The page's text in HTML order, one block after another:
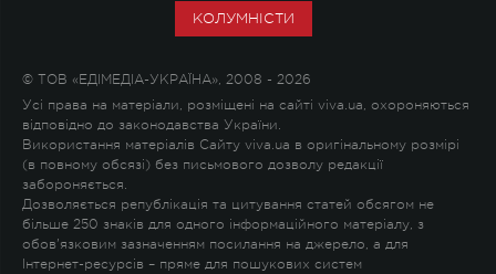
КОЛУМНІСТИ
© ТОВ «ЕДІМЕДІА-УКРАЇНА», 2008 - 2026
Усі права на матеріали, розміщені на сайті viva.ua, охороняються
відповідно до законодавства України.
Використання матеріалів Сайту viva.ua в оригінальному розмірі
(в повному обсязі) без письмового дозволу редакції
забороняється.
Дозволяється републікація та цитування статей обсягом не
більше 250 знаків для одного інформаційного матеріалу, з
обов'язковим зазначенням посилання на джерело, а для
Інтернет-ресурсів – пряме для пошукових систем